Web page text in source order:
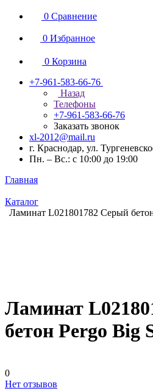
0 Сравнение
0 Избранное
0 Корзина
+7-961-583-66-76
Назад
Телефоны
+7-961-583-66-76
Заказать звонок
xl-2012@mail.ru
г. Краснодар, ул.
Пн. – Вс.: с 10:00 до 19:00
Главная
Каталог
Ламинат L021801782 Серый
Ламинат
бетон Pergo Big
0
Нет отзывов